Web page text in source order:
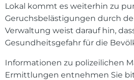
Lokal kommt es weiterhin zu
Geruchsbelästigungen durch
Verwaltung weist darauf hin,
Gesundheitsgefahr für die
Informationen zu polizeilichen
Ermittlungen entnehmen Sie